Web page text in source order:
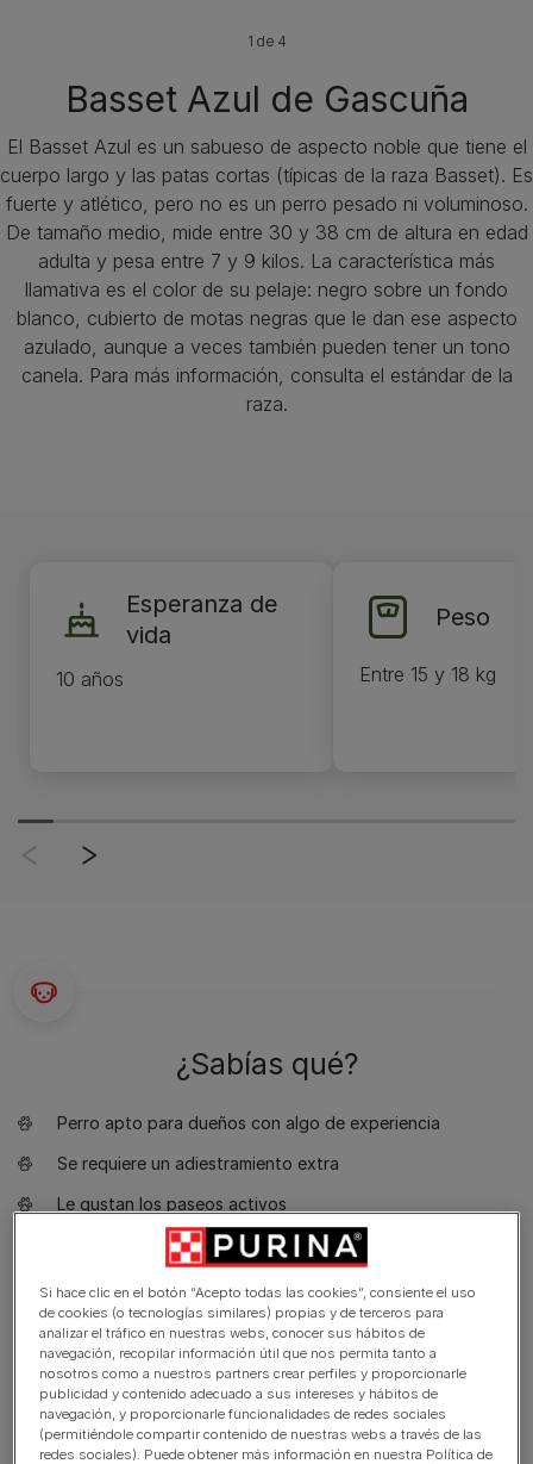
Basset Azul de Gascuña
El Basset Azul es un sabueso de aspecto noble que tiene el
cuerpo largo y las patas cortas (típicas de la raza Basset). Es
fuerte y atlético, pero no es un perro pesado ni voluminoso.
De tamaño medio, mide entre 30 y 38 cm de altura en edad
adulta y pesa entre 7 y 9 kilos. La característica más
llamativa es el color de su pelaje: negro sobre un fondo
blanco, cubierto de motas negras que le dan ese aspecto
azulado, aunque a veces también pueden tener un tono
canela. Para más información, consulta el estándar de la
raza.
1 de 4
Esperanza de
vida
10 años
Peso
Entre 15 y 18 kg
¿Sabías qué?
Perro apto para dueños con algo de experiencia
Se requiere un adiestramiento extra
Le gustan los paseos activos
Le gusta pasear una o dos horas al día
Perro mediano
Babeo mínimo
Requiere aseo una vez por semana
Raza no hipoalergénica
Perro expresivo y ladrador
Si hace clic en el botón “Acepto todas las cookies”, consiente el uso
de cookies (o tecnologías similares) propias y de terceros para
analizar el tráfico en nuestras webs, conocer sus hábitos de
navegación, recopilar información útil que nos permita tanto a
nosotros como a nuestros partners crear perfiles y proporcionarle
publicidad y contenido adecuado a sus intereses y hábitos de
navegación, y proporcionarle funcionalidades de redes sociales
(permitiéndole compartir contenido de nuestras webs a través de las
redes sociales). Puede obtener más información en nuestra Política de